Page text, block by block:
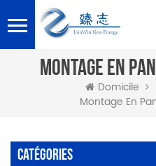
MONTAGE EN
Domicile
Montage En
Catégories